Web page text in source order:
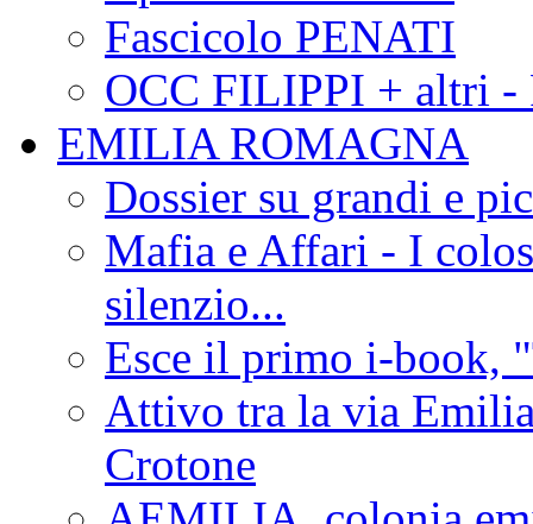
Fascicolo PENATI
OCC FILIPPI + altri -
EMILIA ROMAGNA
Dossier su grandi e
Mafia e Affari - I
silenzio...
Esce il primo i-book,
Attivo tra la via
Crotone